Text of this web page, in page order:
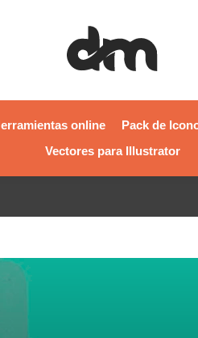
online Pack de
Vectores para Illustrator